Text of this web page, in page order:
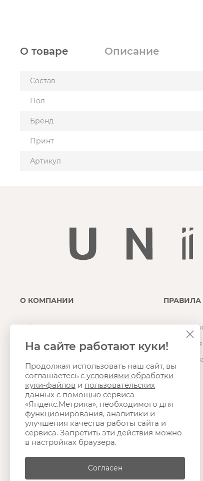
О товаре Описание
Состав
Пол
Бренд
Принт
Артикул
О КОМПАНИИ
О бренде
Магазин
Контакты
Оптовые продажи и сотрудничество
ПРАВИЛА
Политика
Публичная
Согласие
На сайте работают куки!
Продолжая использовать наш сайт, вы
соглашаетесь с условиями обработки
куки-файлов и пользовательских
данных с помощью сервиса
«Яндекс.Метрика», необходимого для
функционирования, аналитики и
улучшения качества работы сайта и
сервиса. Запретить эти действия можно
в настройках браузера.
Согласен